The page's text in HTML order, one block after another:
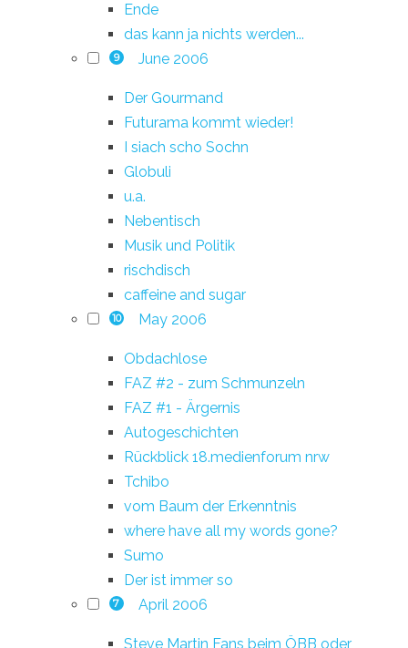
Ende
das kann ja nichts werden...
9 June 2006
Der Gourmand
Futurama kommt wieder!
I siach scho Sochn
Globuli
u.a.
Nebentisch
Musik und Politik
rischdisch
caffeine and sugar
10 May 2006
Obdachlose
FAZ #2 - zum Schmunzeln
FAZ #1 - Ärgernis
Autogeschichten
Rückblick 18.medienforum nrw
Tchibo
vom Baum der Erkenntnis
where have all my words gone?
Sumo
Der ist immer so
7 April 2006
Steve Martin Fans beim ÖBB oder